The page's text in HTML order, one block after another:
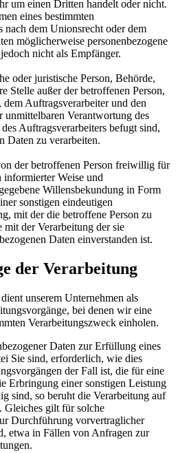
um einen Dritten handelt oder nicht.
eines bestimmten
nach dem Unionsrecht oder dem
möglicherweise personenbezogene
nicht als Empfänger.
oder juristische Person, Behörde,
Stelle außer der betroffenen Person,
Auftragsverarbeiter und den
unmittelbaren Verantwortung des
Auftragsverarbeiters befugt sind,
Daten zu verarbeiten.
der betroffenen Person freiwillig für
informierter Weise und
Willensbekundung in Form
sonstigen eindeutigen
mit der die betroffene Person zu
mit der Verarbeitung der sie
Daten einverstanden ist.
der Verarbeitung
unserem Unternehmen als
bei denen wir eine
Verarbeitungszweck einholen.
Daten zur Erfüllung eines
Sie sind, erforderlich, wie dies
der Fall ist, die für eine
Erbringung einer sonstigen Leistung
sind, so beruht die Verarbeitung auf
gilt für solche
Durchführung vorvertraglicher
etwa in Fällen von Anfragen zur